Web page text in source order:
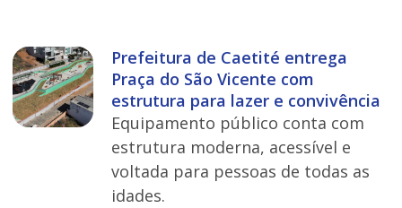
Prefeitura de Caetité entrega
Praça do São Vicente com
estrutura para lazer e convivência
Equipamento público conta com
estrutura moderna, acessível e
voltada para pessoas de todas as
idades.